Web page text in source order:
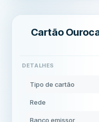
Cartão
DETALHES
Tipo de cartão
Rede
Banco emissor